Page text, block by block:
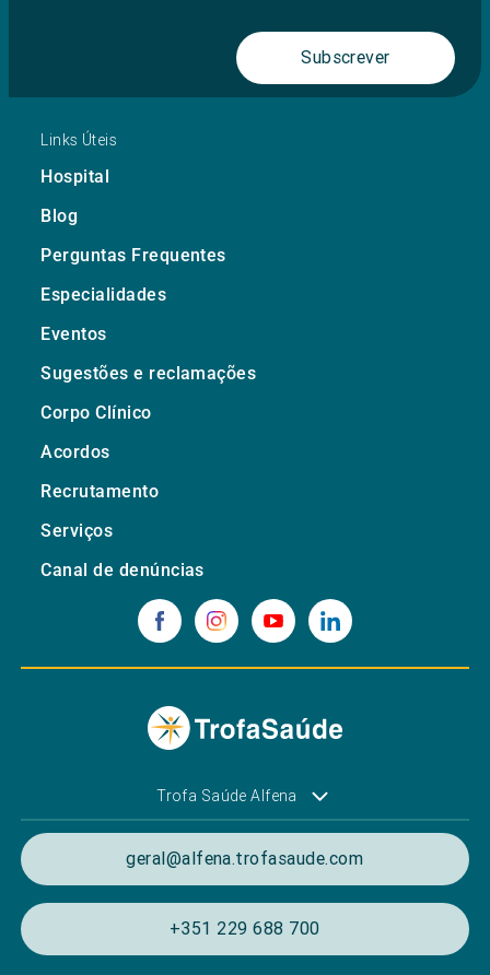
Subscrever
Links Úteis
Hospital
Blog
Perguntas Frequentes
Especialidades
Eventos
Sugestões e reclamações
Corpo Clínico
Acordos
Recrutamento
Serviços
Canal de denúncias
Trofa Saúde Alfena
geral@alfena.trofasaude.com
+351 229 688 700